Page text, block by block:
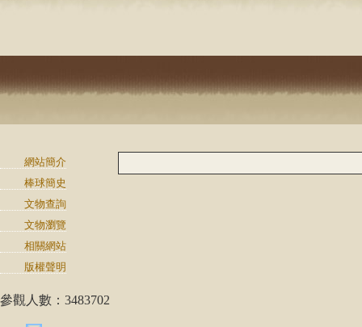
網站簡介
棒球簡史
文物查詢
文物瀏覽
相關網站
版權聲明
參觀人數：3483702